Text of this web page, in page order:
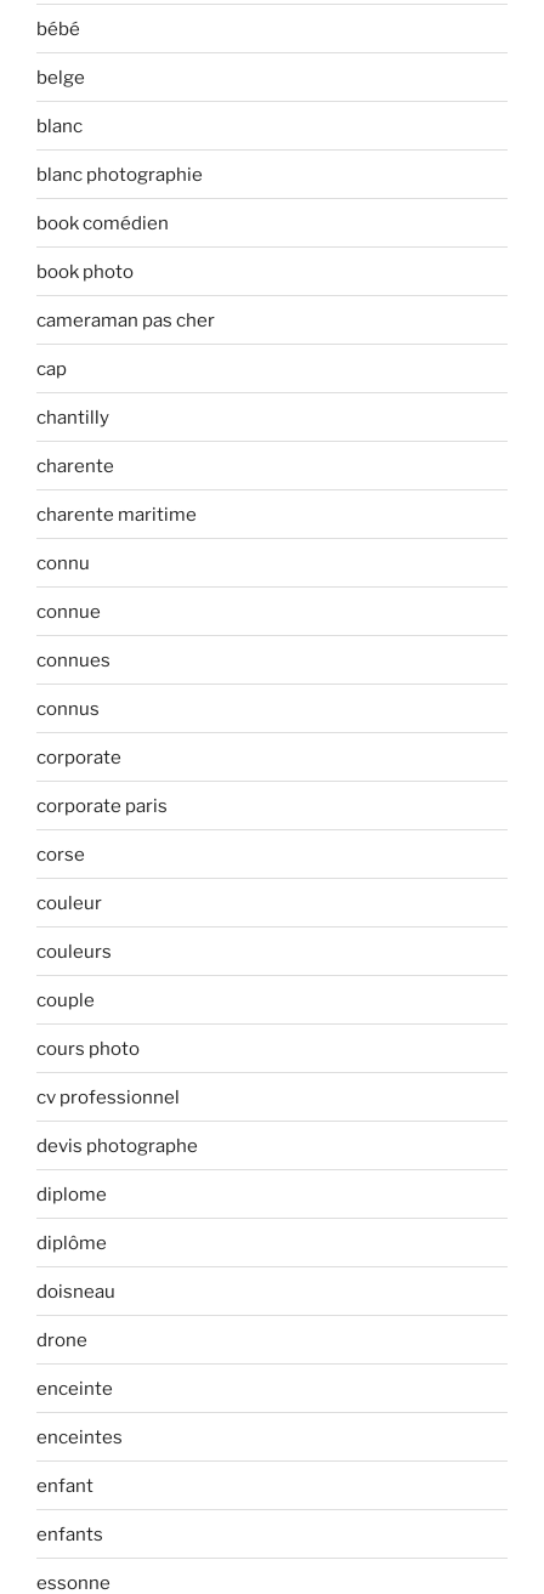
bébé
belge
blanc
blanc photographie
book comédien
book photo
cameraman pas cher
cap
chantilly
charente
charente maritime
connu
connue
connues
connus
corporate
corporate paris
corse
couleur
couleurs
couple
cours photo
cv professionnel
devis photographe
diplome
diplôme
doisneau
drone
enceinte
enceintes
enfant
enfants
essonne